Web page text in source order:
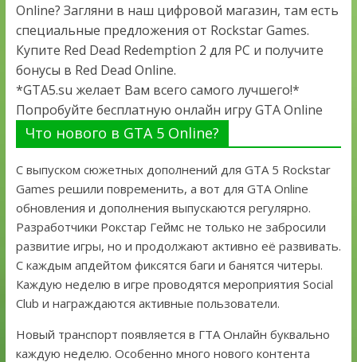
Online? Загляни в наш цифровой магазин, там есть
специальные предложения от Rockstar Games.
Купите Red Dead Redemption 2 для PC и получите
бонусы в Red Dead Online.
*GTA5.su желает Вам всего самого лучшего!*
Попробуйте бесплатную онлайн игру GTA Online
Что нового в GTA 5 Online?
С выпуском сюжетных дополнений для GTA 5 Rockstar
Games решили повременить, а вот для GTA Online
обновления и дополнения выпускаются регулярно.
Разработчики Рокстар Геймс не только не забросили
развитие игры, но и продолжают активно её развивать.
С каждым апдейтом фиксятся баги и банятся читеры.
Каждую неделю в игре проводятся мероприятия Social
Club и награждаются активные пользователи.
Новый транспорт появляется в ГТА Онлайн буквально
каждую неделю. Особенно много нового контента